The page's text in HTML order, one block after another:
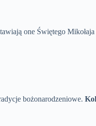
one Świętego
bożonarodzeniowe.